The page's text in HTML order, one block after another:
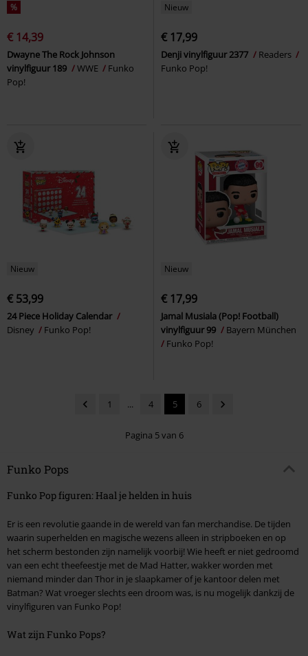
%
€ 14,39
Dwayne The Rock Johnson
vinylfiguur 189
WWE
Funko
Pop!
Nieuw
€ 17,99
Denji vinylfiguur 2377
Readers
Funko Pop!
Nieuw
€ 53,99
24 Piece Holiday Calendar
Disney
Funko Pop!
Nieuw
€ 17,99
Jamal Musiala (Pop! Football)
vinylfiguur 99
Bayern München
Funko Pop!
1 ... 4 5 6
Pagina 5 van 6
Funko Pops
Funko Pop figuren: Haal je helden in huis
Er is een revolutie gaande in de wereld van fan merchandise. De tijden
waarin superhelden en magische wezens alleen in stripboeken en op
het scherm bestonden zijn namelijk voorbij! Wie heeft er niet gedroomd
van een echt theefeestje met de Mad Hatter, wakker worden met
niemand minder dan Thor in je slaapkamer of je kantoor delen met
Batman? Wat vroeger slechts een droom was, is nu mogelijk dankzij de
vinylfiguren van Funko Pop!
Wat zijn Funko Pops?